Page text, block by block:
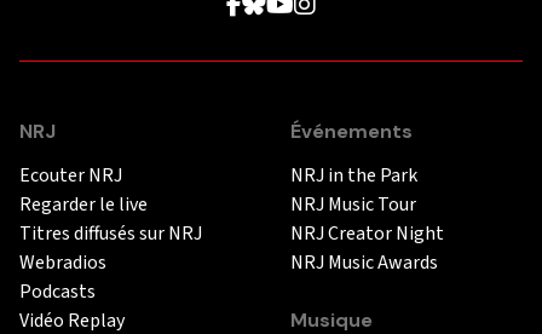
NRJ
Ecouter NRJ
Regarder le live
Titres diffusés sur NRJ
Webradios
Podcasts
Vidéo Replay
Événements
NRJ in the Park
NRJ Music Tour
NRJ Creator Night
NRJ Music Awards
Musique